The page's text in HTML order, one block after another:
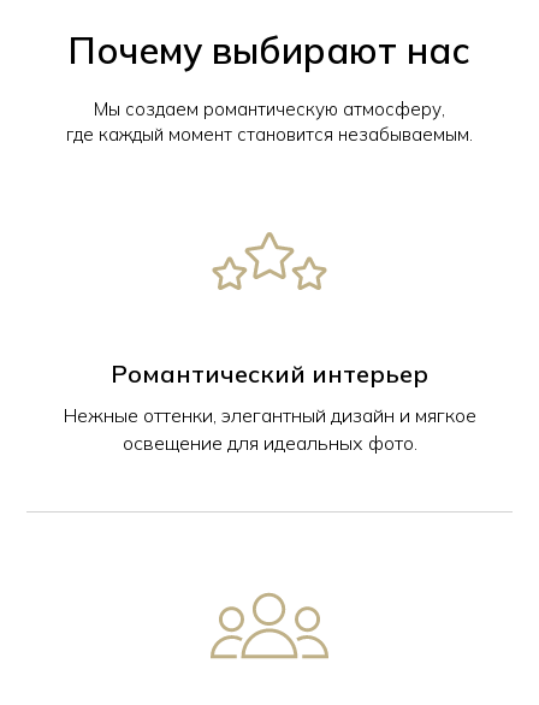
Почему выбирают нас
Мы создаем романтическую атмосферу,
где каждый момент становится незабываемым.
Романтический интерьер
Нежные оттенки, элегантный дизайн и мягкое
освещение для идеальных фото.